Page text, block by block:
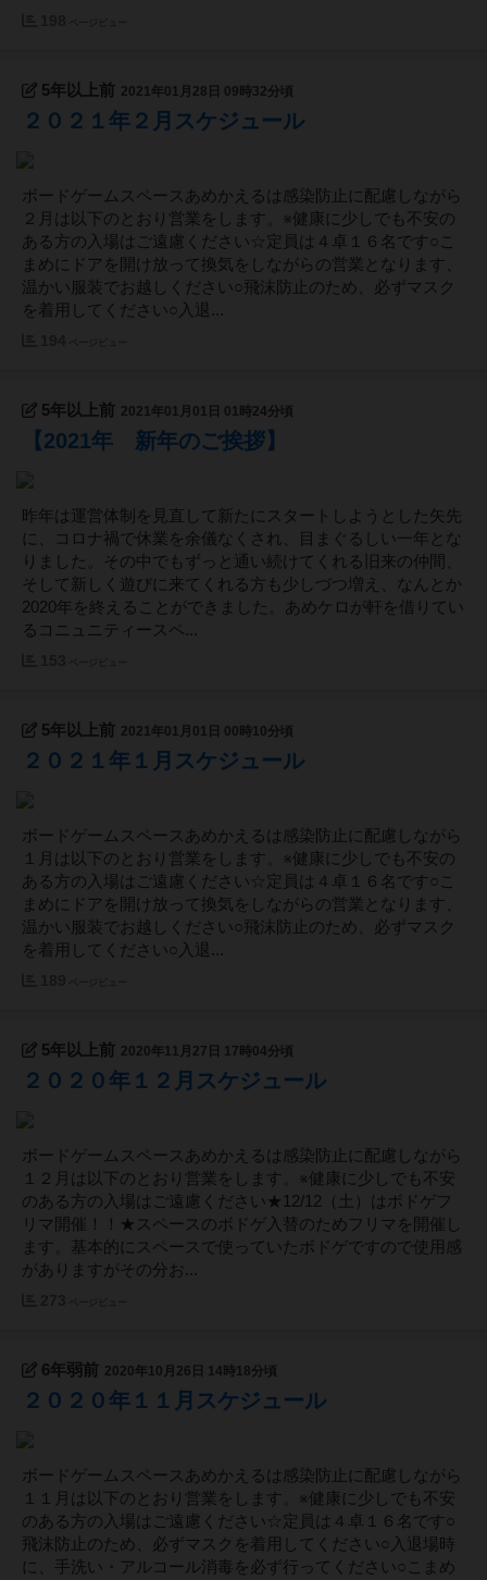
5年以上前 2021年01月28日 09時32分頃
２０２１年２月スケジュール
ボードゲームスペースあめかえるは感染防止に配慮しながら
２月は以下のとおり営業をします。※健康に少しでも不安の
ある方の入場はご遠慮ください☆定員は４卓１６名です○こ
まめにドアを開け放って換気をしながらの営業となります、
温かい服装でお越しください○飛沫防止のため、必ずマスク
を着用してください○入退...
5年以上前 2021年01月01日 01時24分頃
【2021年 新年のご挨拶】
昨年は運営体制を見直して新たにスタートしようとした矢先
に、コロナ禍で休業を余儀なくされ、目まぐるしい一年とな
りました。その中でもずっと通い続けてくれる旧来の仲間、
そして新しく遊びに来てくれる方も少しづつ増え、なんとか
2020年を終えることができました。あめケロが軒を借りてい
るコニュニティースペ...
5年以上前 2021年01月01日 00時10分頃
２０２１年１月スケジュール
ボードゲームスペースあめかえるは感染防止に配慮しながら
１月は以下のとおり営業をします。※健康に少しでも不安の
ある方の入場はご遠慮ください☆定員は４卓１６名です○こ
まめにドアを開け放って換気をしながらの営業となります、
温かい服装でお越しください○飛沫防止のため、必ずマスク
を着用してください○入退...
5年以上前 2020年11月27日 17時04分頃
２０２０年１２月スケジュール
ボードゲームスペースあめかえるは感染防止に配慮しながら
１２月は以下のとおり営業をします。※健康に少しでも不安
のある方の入場はご遠慮ください★12/12（土）はボドゲフ
リマ開催！！★スペースのボドゲ入替のためフリマを開催し
ます。基本的にスペースで使っていたボドゲですので使用感
がありますがその分お...
6年弱前 2020年10月26日 14時18分頃
２０２０年１１月スケジュール
ボードゲームスペースあめかえるは感染防止に配慮しながら
１１月は以下のとおり営業をします。※健康に少しでも不安
のある方の入場はご遠慮ください☆定員は４卓１６名です○
飛沫防止のため、必ずマスクを着用してください○入退場時
に、手洗い・アルコール消毒を必ず行ってください○こまめ